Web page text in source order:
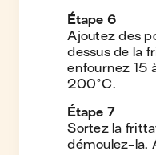
Étape 6
Ajoutez des
dessus de la
enfournez 15
200°C.
Étape 7
Sortez la
démoulez-la.